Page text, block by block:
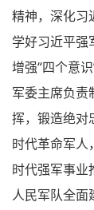
精神，深化习
学好习近平强
增强“四个意
军委主席负责
挥，锻造绝对
时代革命军人
时代强军事业
人民军队全面